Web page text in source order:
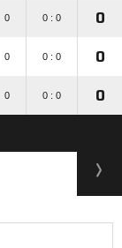
0 0 : 0 0
0 0 : 0 0
0 0 : 0 0